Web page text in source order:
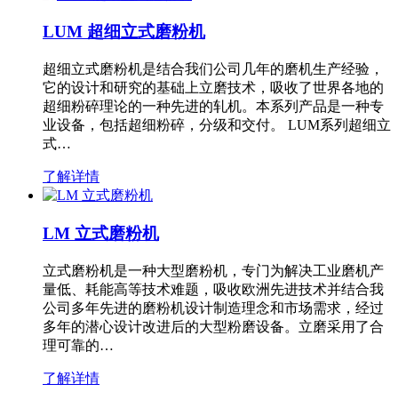
LUM 超细立式磨粉机
超细立式磨粉机是结合我们公司几年的磨机生产经验，
它的设计和研究的基础上立磨技术，吸收了世界各地的
超细粉碎理论的一种先进的轧机。本系列产品是一种专
业设备，包括超细粉碎，分级和交付。 LUM系列超细立
式…
了解详情
LM 立式磨粉机
立式磨粉机是一种大型磨粉机，专门为解决工业磨机产
量低、耗能高等技术难题，吸收欧洲先进技术并结合我
公司多年先进的磨粉机设计制造理念和市场需求，经过
多年的潜心设计改进后的大型粉磨设备。立磨采用了合
理可靠的…
了解详情